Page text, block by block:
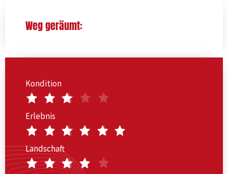
Weg geräumt:
Kondition
Erlebnis
Landschaft